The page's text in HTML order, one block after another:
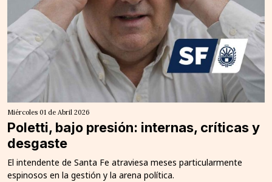
Miércoles 01 de Abril 2026
Poletti, bajo presión: internas, críticas y
desgaste
El intendente de Santa Fe atraviesa meses particularmente
espinosos en la gestión y la arena política.